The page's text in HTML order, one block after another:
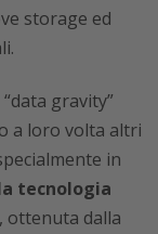
storage ed
gravity”
a loro volta altri
in
tecnologia
, ottenuta dalla